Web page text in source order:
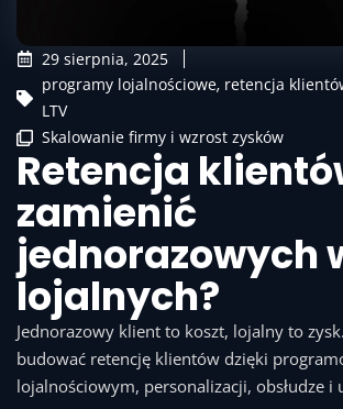
29 sierpnia, 2025
programy lojalnościowe, retencja
LTV
Skalowanie firmy i wzrost zysków
Retencja
zamienić
jednorazowych
lojalnych?
Jednorazowy klient to koszt, lojalny to
budować retencję klientów dzięki
lojalnościowym, personalizacji, obsłudze i